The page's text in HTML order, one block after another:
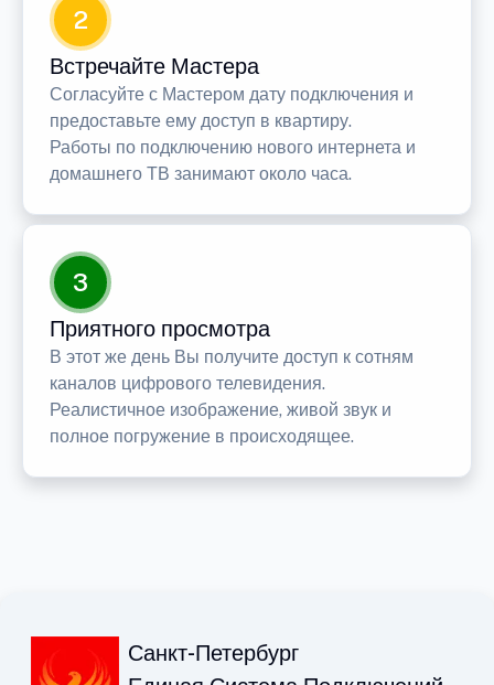
2
Встречайте Мастера
Согласуйте с Мастером дату подключения и
предоставьте ему доступ в квартиру.
Работы по подключению нового интернета и
домашнего ТВ занимают около часа.
3
Приятного просмотра
В этот же день Вы получите доступ к сотням
каналов цифрового телевидения.
Реалистичное изображение, живой звук и
полное погружение в происходящее.
Санкт-Петербург